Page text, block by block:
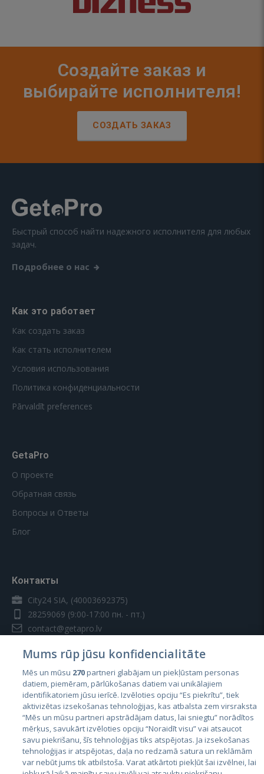
Создайте заказ и
выбирайте исполнителя!
СОЗДАТЬ ЗАКАЗ
Быстрый способ найти надежного исполнителя для любых
задач.
Подробнее о нас
Как это работает
Как создать заказ
Как стать исполнителем
Условия использования
Политика конфиденциальности
Pārvaldīt preferences
GetaPro
О проекте
Обратная связь
Вопросы и Ответы
Блог
Контакты
City24 SIA, (40003692375)
28259069 (9:00-17:00 пн. - пт.)
contact@getapro.lv
Страны
Эстония
Латвия
Литва
Mums rūp jūsu konfidencialitāte
Mēs un mūsu 270partneri glabājam un piekļūstam personas
datiem, piemēram, pārlūkošanas datiem vai unikālajiem
identifikatoriem jūsu ierīcē. Izvēloties opciju “Es piekrītu”, tiek
aktivizētas izsekošanas tehnoloģijas, kas atbalsta zem virsraksta
“Mēs un mūsu partneri apstrādājam datus, lai sniegtu” norādītos
mērķus, savukārt izvēloties opciju “Noraidīt visu” vai atsaucot
savu piekrišanu, šīs tehnoloģijas tiks atspējotas. Ja izsekošanas
tehnoloģijas ir atspējotas, daļa no redzamā satura un reklāmām
var nebūt jums tik atbilstoša. Varat atkārtoti piekļūt šai izvēlnei, lai